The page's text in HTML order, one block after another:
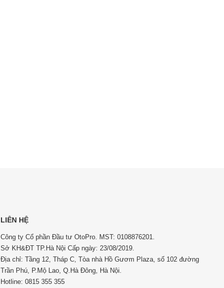
LIÊN HỆ
Công ty Cổ phần Đầu tư OtoPro. MST: 0108876201.
Sở KH&ĐT TP.Hà Nội Cấp ngày: 23/08/2019.
Địa chỉ: Tầng 12, Tháp C, Tòa nhà Hồ Gươm Plaza, số 102 đường
Trần Phú, P.Mộ Lao, Q.Hà Đông, Hà Nội.
Hotline: 0815 355 355